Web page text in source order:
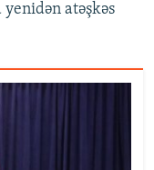
yenidən atəşkəs